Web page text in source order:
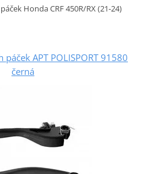
Honda CRF 450R/RX (21-24)
APT POLISPORT 91580
černá